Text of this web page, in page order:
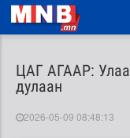
ЦАГ АГААР:
дулаан
2026-05-09 08:48:13